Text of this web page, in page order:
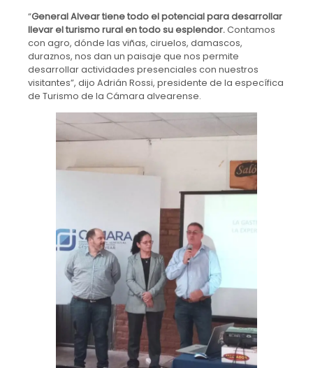
“General Alvear tiene todo el potencial para desarrollar
llevar el turismo rural en todo su esplendor.Contamos
con agro, dónde las viñas, ciruelos, damascos,
duraznos, nos dan un paisaje que nos permite
desarrollar actividades presenciales con nuestros
visitantes”, dijo Adrián Rossi, presidente de la específica
de Turismo de la Cámara alvearense.